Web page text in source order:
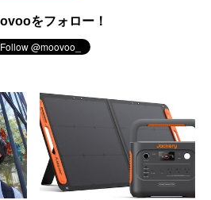
をフォロー！